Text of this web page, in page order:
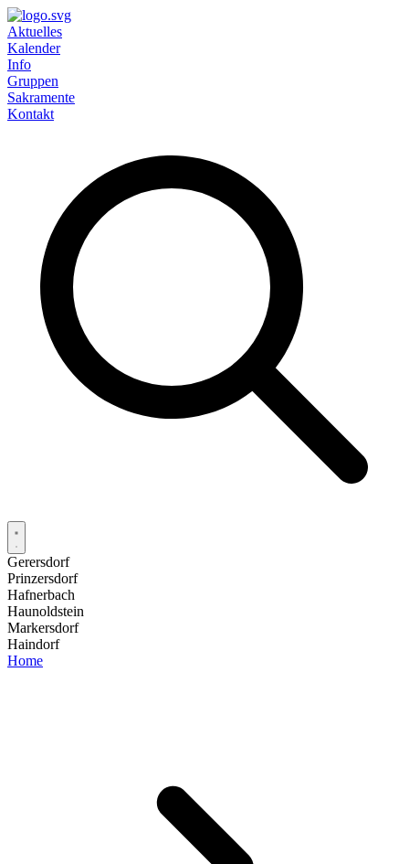
Aktuelles
Kalender
Info
Gruppen
Sakramente
Kontakt
Gerersdorf
Prinzersdorf
Hafnerbach
Haunoldstein
Markersdorf
Haindorf
Home